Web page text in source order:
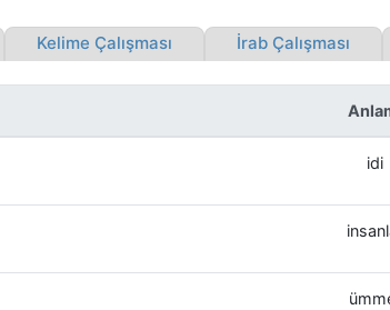
Kelime Çalışması İrab Çalışması
idi